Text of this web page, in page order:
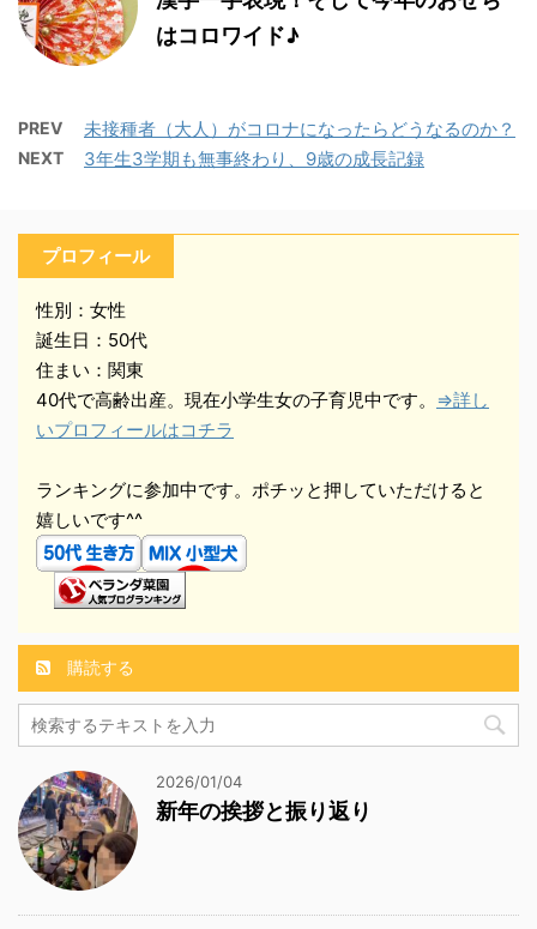
はコロワイド♪
PREV 未接種者（大人）がコロナになったらどうなるのか？
NEXT 3年生3学期も無事終わり、9歳の成長記録
プロフィール
性別：女性
誕生日：50代
住まい：関東
40代で高齢出産。現在小学生女の子育児中です。 ⇒詳し
いプロフィールはコチラ
ランキングに参加中です。ポチッと押していただけると
嬉しいです^^
購読する
2026/01/04
新年の挨拶と振り返り